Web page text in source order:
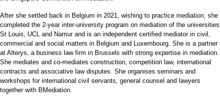
After she settled back in Belgium in 2021, wishing to practice mediation, she
completed the 2-year inter-university program on mediation of the universities
St Louis, UCL and Namur and is an independent certified mediator in civil,
commercial and social matters in Belgium and Luxembourg. She is a partner
at Alterys, a business law firm in Brussels with strong expertise in mediation.
She mediates and co-mediates construction, competition law, international
contracts and associative law disputes. She organises seminars and
workshops for international civil servants, general counsel and lawyers
together with BMediation.